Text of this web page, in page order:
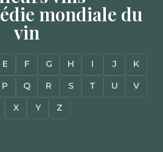
mondiale du
vin
E F G H I J
K
P Q R S T U
V
X Y Z